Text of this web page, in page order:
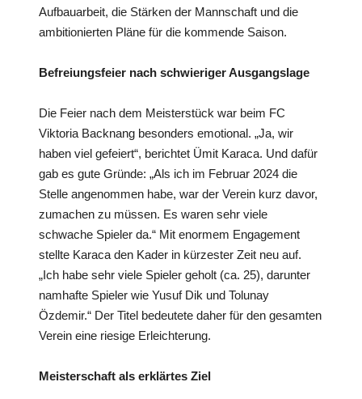
Aufbauarbeit, die Stärken der Mannschaft und die
ambitionierten Pläne für die kommende Saison.
Befreiungsfeier nach schwieriger Ausgangslage
Die Feier nach dem Meisterstück war beim FC
Viktoria Backnang besonders emotional. „Ja, wir
haben viel gefeiert“, berichtet Ümit Karaca. Und dafür
gab es gute Gründe: „Als ich im Februar 2024 die
Stelle angenommen habe, war der Verein kurz davor,
zumachen zu müssen. Es waren sehr viele
schwache Spieler da.“ Mit enormem Engagement
stellte Karaca den Kader in kürzester Zeit neu auf.
„Ich habe sehr viele Spieler geholt (ca. 25), darunter
namhafte Spieler wie Yusuf Dik und Tolunay
Özdemir.“ Der Titel bedeutete daher für den gesamten
Verein eine riesige Erleichterung.
Meisterschaft als erklärtes Ziel